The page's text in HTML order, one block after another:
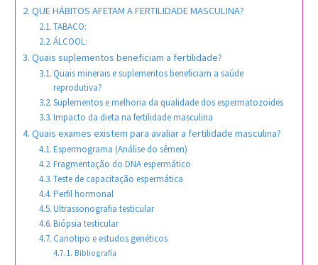
QUE HÁBITOS AFETAM A FERTILIDADE MASCULINA?
TABACO:
ÁLCOOL:
Quais suplementos beneficiam a fertilidade?
Quais minerais e suplementos beneficiam a saúde
reprodutiva?
Suplementos e melhoria da qualidade dos espermatozoides
Impacto da dieta na fertilidade masculina
Quais exames existem para avaliar a fertilidade masculina?
Espermograma (Análise do sêmen)
Fragmentação do DNA espermático
Teste de capacitação espermática
Perfil hormonal
Ultrassonografia testicular
Biópsia testicular
Cariotipo e estudos genéticos
Bibliografía